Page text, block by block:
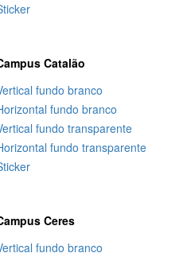
Catalão
fundo branco
fundo branco
fundo transparente
fundo transparente
Ceres
fundo branco